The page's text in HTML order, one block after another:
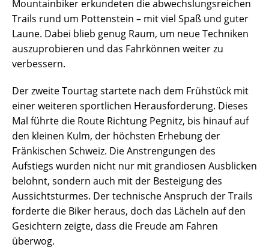
Mountainbiker erkundeten die abwechslungsreichen
Trails rund um Pottenstein – mit viel Spaß und guter
Laune. Dabei blieb genug Raum, um neue Techniken
auszuprobieren und das Fahrkönnen weiter zu
verbessern.
Der zweite Tourtag startete nach dem Frühstück mit
einer weiteren sportlichen Herausforderung. Dieses
Mal führte die Route Richtung Pegnitz, bis hinauf auf
den kleinen Kulm, der höchsten Erhebung der
Fränkischen Schweiz. Die Anstrengungen des
Aufstiegs wurden nicht nur mit grandiosen Ausblicken
belohnt, sondern auch mit der Besteigung des
Aussichtsturmes. Der technische Anspruch der Trails
forderte die Biker heraus, doch das Lächeln auf den
Gesichtern zeigte, dass die Freude am Fahren
überwog.